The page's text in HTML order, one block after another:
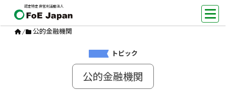
認定特定非営利活動法人
/ 公的金融機関
トピック
公的金融機関